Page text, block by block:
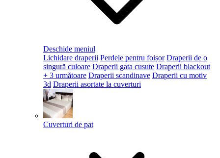
Deschide meniul
Lichidare draperii Perdele pentru foișor Draperii de o
singură culoare Draperii gata cusute Draperii blackout
+ 3 următoare Draperii scandinave Draperii cu motiv
3d Draperii asortate la cuverturi
Cuverturi de pat